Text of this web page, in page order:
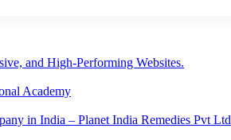
and High-Performing Websites.
Academy
in India – Planet India Remedies Pvt Ltd